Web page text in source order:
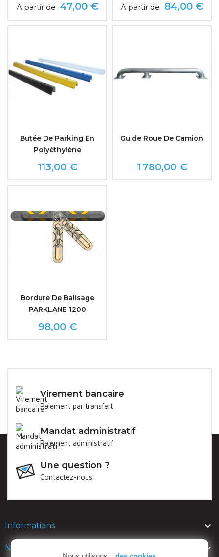
Prix
À partir de 47,00 € Prix
À partir de 84,00 €
Butée De Parking En
Polyéthylène
Prix
113,00 €
Guide Roue De Camion
Prix
1 780,00 €
Bordure De Balisage
PARKLANE 1200
Prix
98,00 €
Virement bancaire
Paiement par transfert
Mandat administratif
Paiement administratif
Une question ?
Contactez-nous
Informations 
Nos lignes 